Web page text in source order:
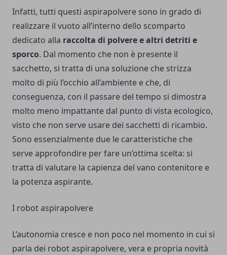
Infatti, tutti questi aspirapolvere sono in grado di
realizzare il vuoto all’interno dello scomparto
dedicato alla raccolta di polvere e altri detriti e
sporco. Dal momento che non è presente il
sacchetto, si tratta di una soluzione che strizza
molto di più l’occhio all’ambiente e che, di
conseguenza, con il passare del tempo si dimostra
molto meno impattante dal punto di vista ecologico,
visto che non serve usare dei sacchetti di ricambio.
Sono essenzialmente due le caratteristiche che
serve approfondire per fare un’ottima scelta: si
tratta di valutare la capienza del vano contenitore e
la potenza aspirante.
I robot aspirapolvere
L’autonomia cresce e non poco nel momento in cui si
parla dei robot aspirapolvere, vera e propria novità